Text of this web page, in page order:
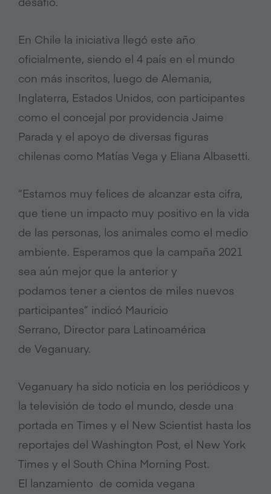
En Chile la iniciativa llegó este año
oficialmente, siendo el 4 país en el mundo
con más inscritos, luego de Alemania,
Inglaterra, Estados Unidos, con participantes
como el concejal por providencia Jaime
Parada y el apoyo de diversas figuras
chilenas como Matías Vega y Eliana Albasetti.
“Estamos muy felices de alcanzar esta cifra,
que tiene un impacto muy positivo en la vida
de las personas, los animales como el medio
ambiente. Esperamos que la campaña 2021
sea aún mejor que la anterior y
podamos tener a cientos de miles nuevos
participantes” indicó Mauricio
Serrano, Director para Latinoamérica
de Veganuary.
Veganuary ha sido noticia en los periódicos y
la televisión de todo el mundo, desde una
portada en Times y el New Scientist hasta los
reportajes del Washington Post, el New York
Times y el South China Morning Post.
El lanzamiento de comida vegana